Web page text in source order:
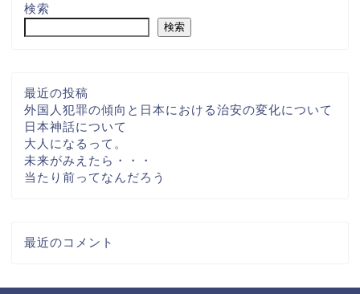
検索
検索
最近の投稿
外国人犯罪の傾向と日本における治安の変化について
日本神話について
大人になるって。
未来がみえたら・・・
当たり前ってなんだろう
最近のコメント